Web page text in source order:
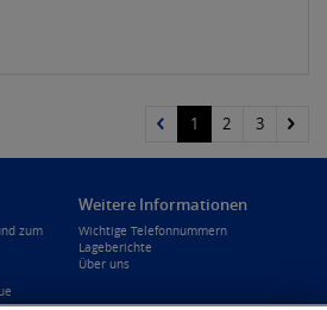
1 2 3
zum
Weitere Informationen
Wichtige Telefonnummern
Lageberichte
Über uns